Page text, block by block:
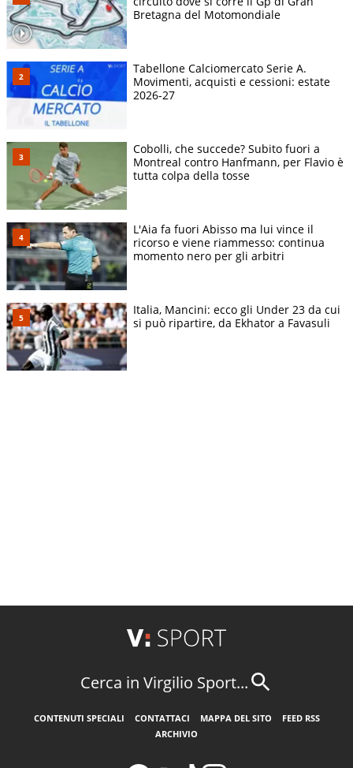
Bretagna del Motomondiale
Tabellone Calciomercato Serie A.
Movimenti, acquisti e cessioni: estate
2026-27
Cobolli, che succede? Subito fuori a
Montreal contro Hanfmann, per Flavio è
tutta colpa della tosse
L'Aia fa fuori Abisso ma lui vince il
ricorso e viene riammesso: continua
momento nero per gli arbitri
Italia, Mancini: ecco gli Under 23 da cui
si può ripartire, da Ekhator a Favasuli
Cerca in Virgilio Sport...
CONTENUTI SPECIALI CONTATTACI MAPPA DEL SITO
FEED RSS
ARCHIVIO